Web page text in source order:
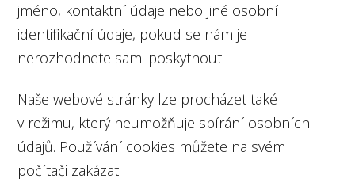
jméno, kontaktní údaje nebo jiné osobní
identifikační údaje, pokud se nám je
nerozhodnete sami poskytnout.
Naše webové stránky lze procházet také
v režimu, který neumožňuje sbírání osobních
údajů. Používání cookies můžete na svém
počítači zakázat.